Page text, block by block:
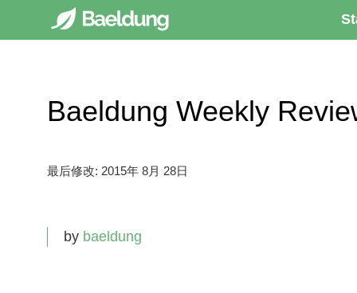
Baeldung Weekly
最后修改: 2015年 8月 28日
by baeldung